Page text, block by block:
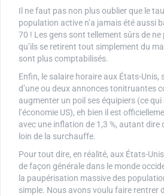
Il ne faut pas non plus oublier que le
population active n’a jamais été aussi
70 ! Les gens sont tellement sûrs de
qu’ils se retirent tout simplement du
sont plus comptabilisés.
Enfin, le salaire horaire aux États-Unis,
d’une ou deux annonces tonitruantes
augmenter un poil ses équipiers (ce qui
l’économie US), eh bien il est
avec une inflation de 1,3 %, autant dire
loin de la surchauffe.
Pour tout dire, en réalité, aux États-
de façon générale dans le monde
la paupérisation massive des
simple. Nous avons voulu faire rentrer